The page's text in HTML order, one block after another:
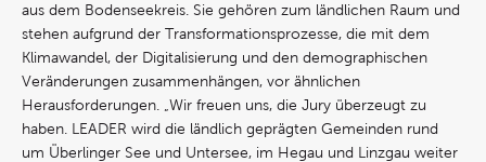
aus dem Bodenseekreis. Sie gehören zum ländlichen Raum und
stehen aufgrund der Transformationsprozesse, die mit dem
Klimawandel, der Digitalisierung und den demographischen
Veränderungen zusammenhängen, vor ähnlichen
Herausforderungen. „Wir freuen uns, die Jury überzeugt zu
haben. LEADER wird die ländlich geprägten Gemeinden rund
um Überlinger See und Untersee, im Hegau und Linzgau weiter